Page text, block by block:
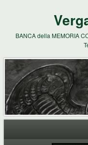
BANCA della MEMORIA